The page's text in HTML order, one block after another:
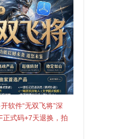
软件“无双飞将”深
正式码+7天退换，拍
城正品保障